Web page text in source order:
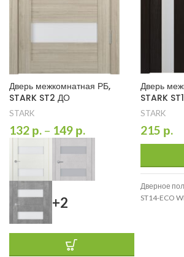
Дверь межкомнатная РБ,
STARK ST2 ДО
STARK
132 р. – 149 р.
+2
Дверь
STARK
STARK
215 р.
Дверное
ST14-ECO